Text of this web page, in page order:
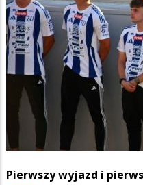
Pierwszy wyjazd i